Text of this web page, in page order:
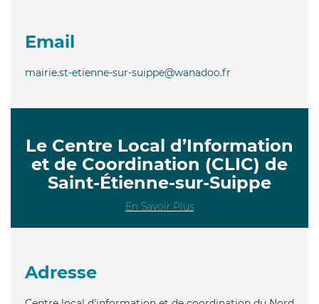
Email
mairie.st-etienne-sur-suippe@wanadoo.fr
Le Centre Local d’Information
et de Coordination (CLIC) de
Saint-Étienne-sur-Suippe
En Savoir Plus
Adresse